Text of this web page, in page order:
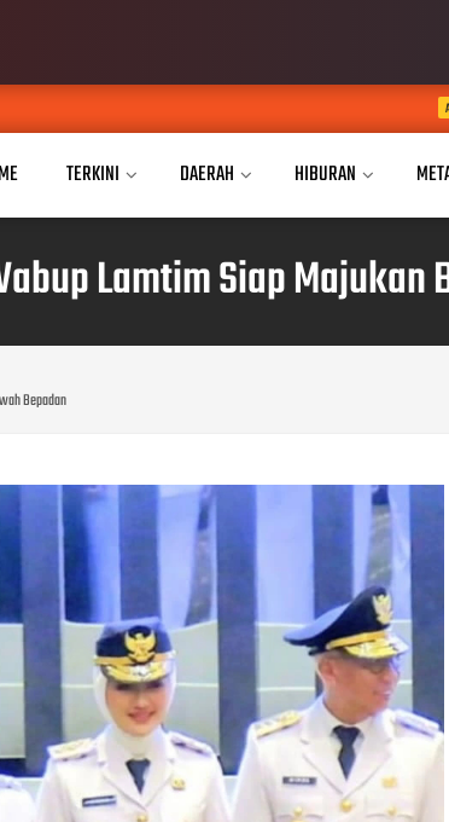
JPKP Pesisir
TERKINI DAERAH HIBURAN
Lamtim Siap Majukan
Bepadan